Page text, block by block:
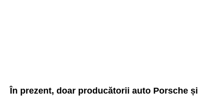
În prezent, doar producătorii auto Porsche și